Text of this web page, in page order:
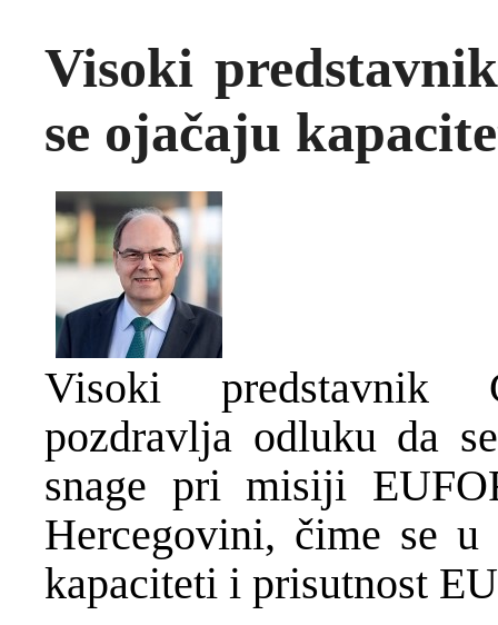
Visoki
se ojačaju
Visoki predstavnik
pozdravlja odluku da
snage pri misiji
Hercegovini, čime se u
kapaciteti i prisutnost